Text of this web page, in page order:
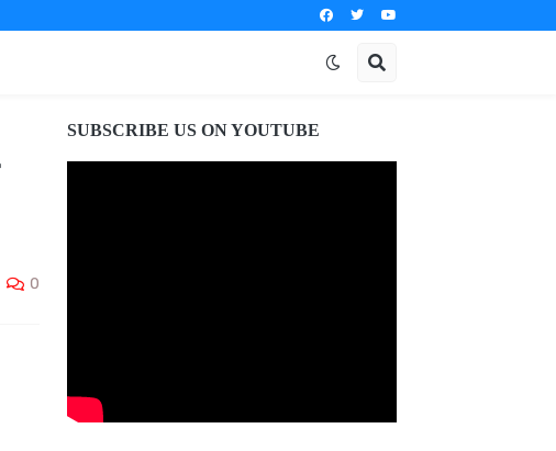
0
SUBSCRIBE US ON YOUTUBE